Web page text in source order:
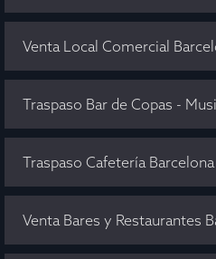
Venta Local Comercial
Traspaso Bar de Copas -
Traspaso Cafetería Barcelona
Venta Bares y Restaurantes